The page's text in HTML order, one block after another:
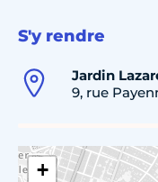
S'y rendre
Jardin
9, rue
+